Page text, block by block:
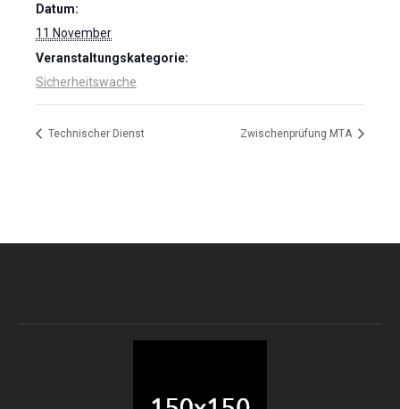
Datum:
11 November
Veranstaltungskategorie:
Sicherheitswache
Technischer Dienst Zwischenprüfung MTA